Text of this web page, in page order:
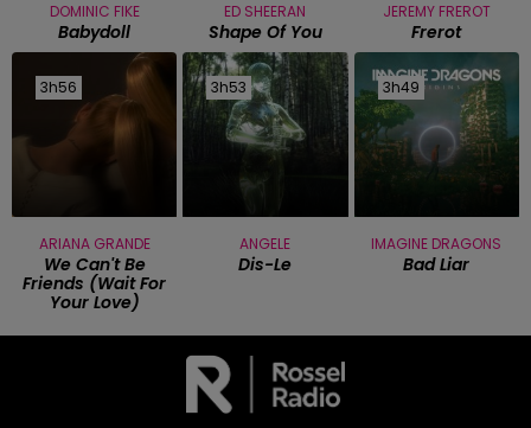
DOMINIC FIKE
Babydoll
ED SHEERAN
Shape Of You
JEREMY FREROT
Frerot
3h56
3h56
ARIANA GRANDE
We Can't Be
Friends (wait For
Your Love)
3h53
3h53
ANGELE
Dis-Le
3h49
3h49
IMAGINE DRAGONS
Bad Liar